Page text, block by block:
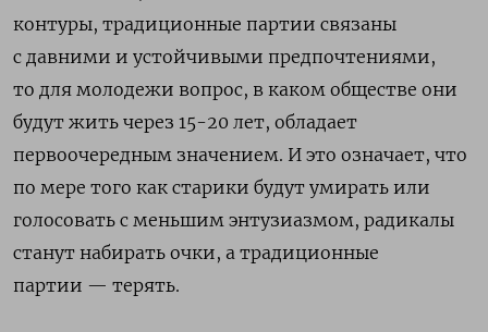
контуры, традиционные партии связаны
с давними и устойчивыми предпочтениями,
то для молодежи вопрос, в каком обществе они
будут жить через 15-20 лет, обладает
первоочередным значением. И это означает, что
по мере того как старики будут умирать или
голосовать с меньшим энтузиазмом, радикалы
станут набирать очки, а традиционные
партии — терять.